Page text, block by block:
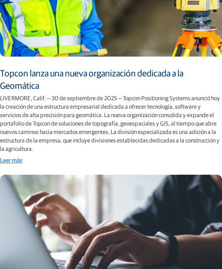
Topcon lanza una nueva organización dedicada a la
Geomática
LIVERMORE, Calif. — 30 de septiembre de 2025 — Topcon Positioning Systems anunció hoy
la creación de una estructura empresarial dedicada a ofrecer tecnología, software y
servicios de alta precisión para geomática. La nueva organización consolida y expande el
portafolio de Topcon de soluciones de topografía, geoespaciales y GIS, al tiempo que abre
nuevos caminos hacia mercados emergentes. La división especializada es una adición a la
estructura de la empresa, que incluye divisiones establecidas dedicadas a la construcción y
la agricultura.
Leer más